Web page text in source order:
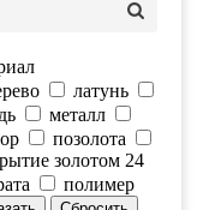
латунь
металл
позолота
золотом 24
полимер